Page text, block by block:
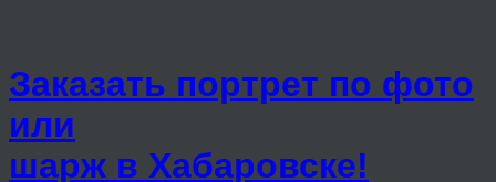
Заказать портрет по фото
или
шарж в Хабаровске!